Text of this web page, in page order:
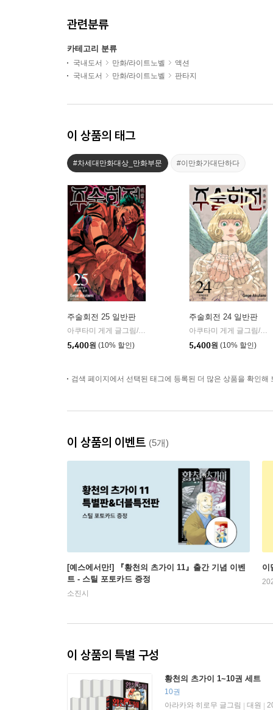
관련분류
카테고리 분류
국내도서 만화/라이트노벨
액션
국내도서
만화/라이트노벨 판타지
이 상품의 태그
#차세대만화대상_만화부문 #이만화가대단하다
주술회전 25 일반판
아쿠타미 게게 글그림/이정운 역
서울미디어코믹스(서울문화
5,400원 (10% 할인)
주술회전 24 일반판
아쿠타미 게게 글그림/이정운 역
5,400원 (10% 할인)
검색 페이지에서 선택된 태그에 등록된 더 많은 상품을 확인해
이 상품의 이벤트 (5개)
[예스에서만!] 『황천의 츠가이 11』출간 기념 이벤
트 - 스틸 포토카드 증정
소진시
이
이 상품의 특별 구성
황천의 츠가이 1~10권 세트
10권
아라카와 히로무 글그림
대원